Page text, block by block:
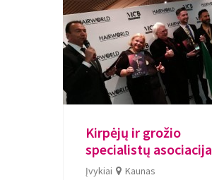
Kirpėjų ir grožio
specialistų asociacija
Įvykiai Kaunas